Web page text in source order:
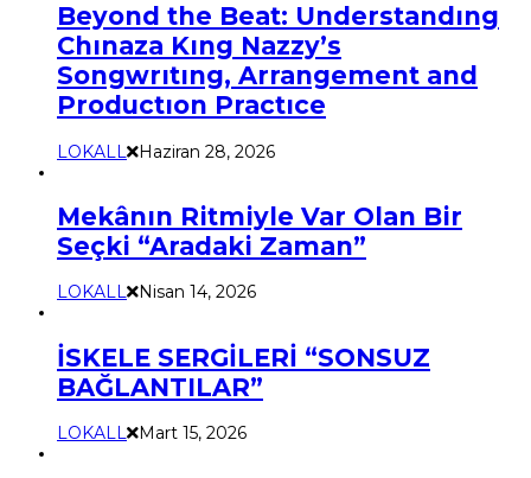
Beyond the Beat: Understandıng
Chınaza Kıng Nazzy’s
Songwrıtıng, Arrangement and
Productıon Practıce
LOKALL Haziran 28, 2026
Mekânın Ritmiyle Var Olan Bir
Seçki “Aradaki Zaman”
LOKALL Nisan 14, 2026
İSKELE SERGİLERİ “SONSUZ
BAĞLANTILAR”
LOKALL Mart 15, 2026